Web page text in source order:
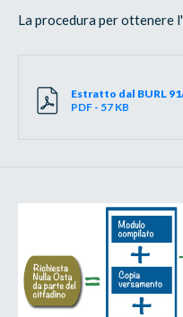
La procedura per ottenere
Estratto dal BURL
PDF - 57 KB